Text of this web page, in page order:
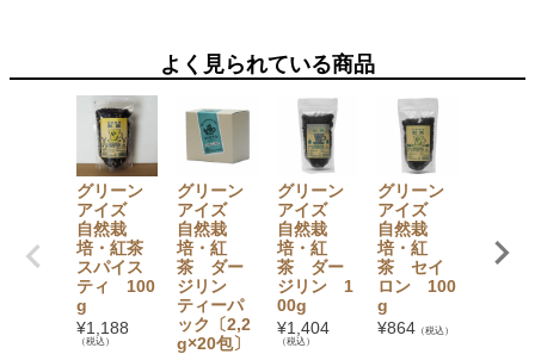
よく見られている商品
グリーン
アイズ
自然栽
培・紅茶
スパイス
ティ 100
g
¥1,188
（税込）
グリーン
アイズ
自然栽
培・紅
茶 ダー
ジリン
ティーパ
ック〔2,2
g×20包〕
グリーン
アイズ
自然栽
培・紅
茶 ダー
ジリン 1
00g
¥1,404
（税込）
グリーン
アイズ
自然栽
培・紅
茶 セイ
ロン 100
g
¥864 （税込）
培・紅
アール